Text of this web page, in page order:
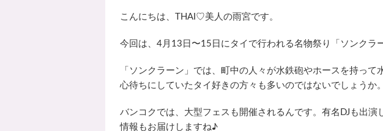
こんにちは、THAI♡美人の雨宮です。
今回は、4月13日〜15日にタイで行われる名物祭り「ソンクラ
「ソンクラーン」では、町中の人々が水鉄砲やホースを持っ
心待ちにしていたタイ好きの方々も多いのではないでしょうか。
バンコクでは、大型フェスも開催されるんです。有名DJも出
情報もお届けしますね♪